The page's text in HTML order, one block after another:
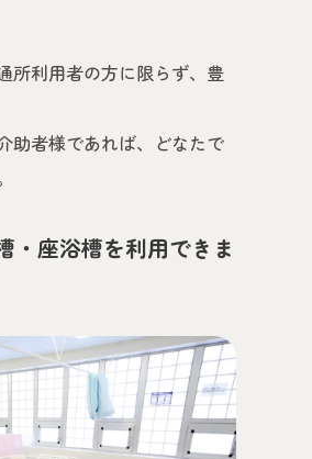
所利用者の方に限らず、豊
助者様であれば、どなたで
・座浴槽を利用できま